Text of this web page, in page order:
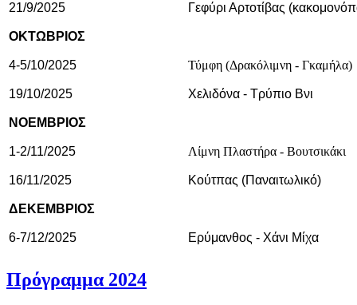
21/9/2025 Γεφύρι Αρτοτίβας
ΟΚΤΩΒΡΙΟΣ
4-5/10/2025 Τύμφη (Δρακόλιμνη - Γκαμήλα)
19/10/2025 Χελιδόνα - Τρύπιο Βνι
ΝΟΕΜΒΡΙΟΣ
1-2/11/2025 Λίμνη Πλαστήρα - Βουτσικάκι
16/11/2025 Κούτπας (Παναιτωλικό)
ΔΕΚΕΜΒΡΙΟΣ
6-7/12/2025 Ερύμανθος - Χάνι Μίχα
Πρόγραμμα 2024